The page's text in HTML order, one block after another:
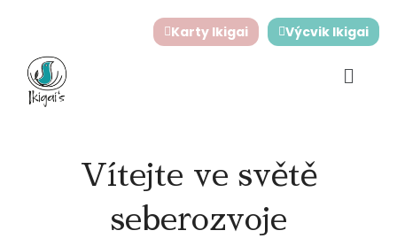
obsah
Karty Ikigai Výcvik Ikigai
Vítejte ve světě
seberozvoje